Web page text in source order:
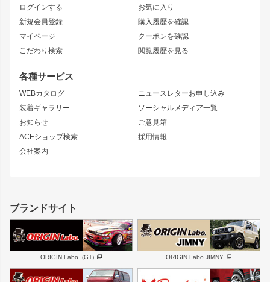
ログインする
新規会員登録
マイページ
こだわり検索
お気に入り
購入履歴を確認
クーポンを確認
閲覧履歴を見る
各種サービス
WEBカタログ
装着ギャラリー
お知らせ
ACEショップ検索
会社案内
ニュースレターお申し込み
ソーシャルメディア一覧
ご意見箱
採用情報
マークX
ニッサン
S15 シルビア
S14 シルビア 後期
S13 シルビア
180SX
シルエイティ
ワンビア
ローレル
セフィーロ
キャラバン
スズキ
GS350
SC
スバル 三菱
デリカ D:5
軽自動車 汎用
リアウイング
ジムニーパーツ
ホイール
MUD-S7
MUD-SR7
まつど家 鉄漢
ボンネット
フェンダー
サイドパーツ
リアゲート
メンテナンスパーツ
ハイエースパーツ
ホイール
ブランドサイト
ORIGIN Labo. (GT) ORIGIN Labo.JIMNY